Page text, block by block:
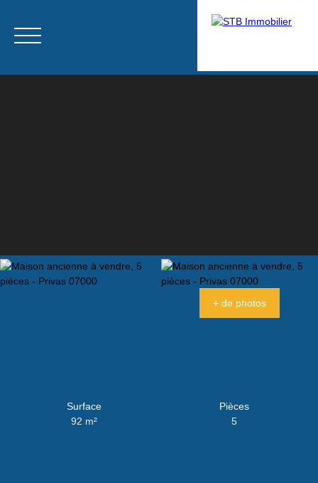
+ de photos
Surface
92 m²
Pièces
5